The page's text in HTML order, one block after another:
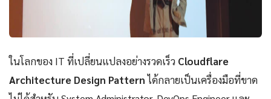
ในโลกของ IT ที่เปลี่ยนแปลงอย่างรวดเร็ว Cloudflare
Architecture Design Patternได้กลายเป็นเครื่องมือที่ขาด